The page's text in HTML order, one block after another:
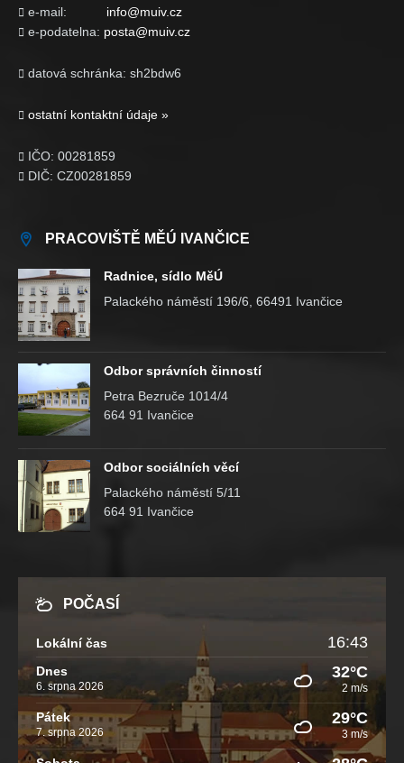
 e-mail: info@muiv.cz
 e-podatelna: posta@muiv.cz
 datová schránka: sh2bdw6
 ostatní kontaktní údaje »
 IČO: 00281859
 DIČ: CZ00281859
PRACOVIŠTĚ MĚÚ IVANČICE
Radnice, sídlo MěÚ
Palackého náměstí 196/6, 66491 Ivančice
Odbor správních činností
Petra Bezruče 1014/4
664 91 Ivančice
Odbor sociálních věcí
Palackého náměstí 5/11
664 91 Ivančice
POČASÍ
Lokální čas 16:43
Dnes
6. srpna 2026
32°C
2 m/s
Pátek
7. srpna 2026
29°C
3 m/s